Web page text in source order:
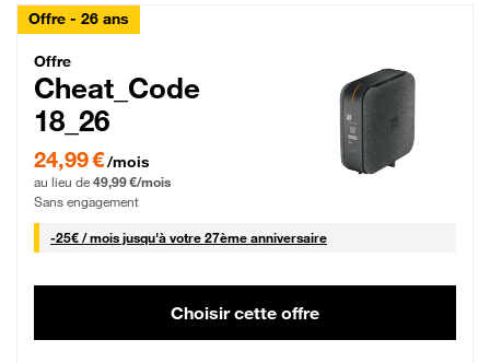
Offre - 26 ans
Cheat_Code Fibre_18_26
Offre
Cheat_Code
18_26
24,99 € par mois pendant 0 mois puis 49,99 € par mois, Sans engagement
24,99 €/mois
au lieu de 49,99 €/mois
Sans engagement
-25€ / mois25 € par mois
jusqu'à votre 27ème anniversaire
Choisir cette offre